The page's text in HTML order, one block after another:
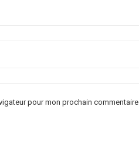
pour mon prochain commentaire.